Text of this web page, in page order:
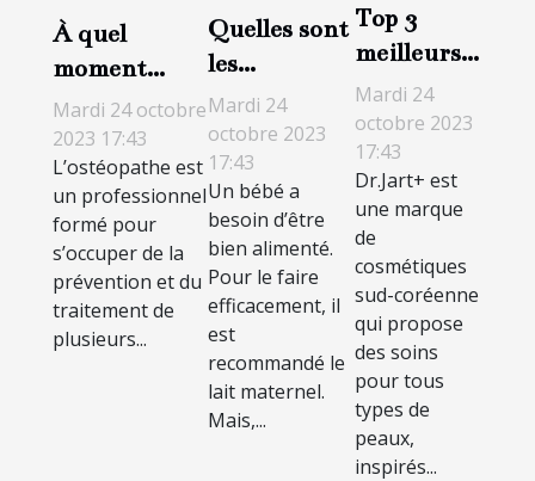
À quel
moment
doit-on
consulter
l’ostéopathe ?
Mardi 24 octobre
2023 17:43
L’ostéopathe est
un professionnel
formé pour
s’occuper de la
prévention et du
traitement de
plusieurs...
Quelles sont
les
meilleures
grignoteuses
pour bébé ?
Mardi 24
octobre 2023
17:43
Un bébé a
besoin d’être
bien alimenté.
Pour le faire
efficacement, il
est
recommandé le
lait maternel.
Mais,...
Top 3
meilleurs
crèmes de
Dr.Jart+
Mardi 24
octobre 2023
17:43
Dr.Jart+ est
une marque
de
cosmétiques
sud-coréenne
qui propose
des soins
pour tous
types de
peaux,
inspirés...